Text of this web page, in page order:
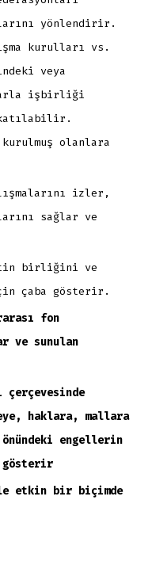
yönlendirir.
kurulları vs.
veya
işbirliği
olanlara
izler,
sağlar ve
birliğini ve
çaba gösterir.
fon
ve sunulan
haklara, mallara
engellerin
gösterir
etkin bir biçimde